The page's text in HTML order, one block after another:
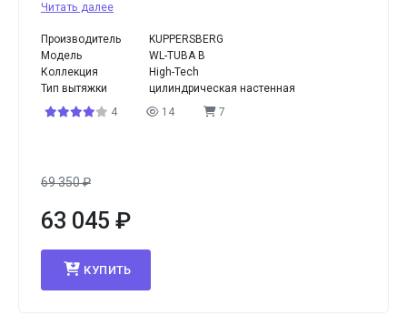
Читать далее
Производитель
KUPPERSBERG
Модель
WL-TUBA B
Коллекция
High-Tech
Тип вытяжки
цилиндрическая настенная
4
14 7
69 350₽
63 045 ₽
КУПИТЬ